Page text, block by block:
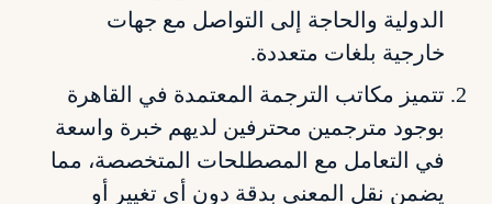
الدولية والحاجة إلى التواصل مع جهات
خارجية بلغات متعددة.
تتميز مكاتب الترجمة المعتمدة في القاهرة
بوجود مترجمين محترفين لديهم خبرة واسعة
في التعامل مع المصطلحات المتخصصة، مما
يضمن نقل المعنى بدقة دون أي تغيير أو